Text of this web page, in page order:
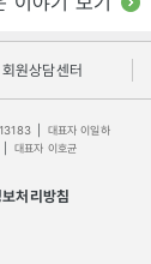
회원상담센터
대표자 이일하
대표자 이호균
처리방침